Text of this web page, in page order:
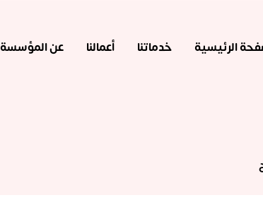
الرئيسية خدماتنا أعمالنا عن المؤسسة